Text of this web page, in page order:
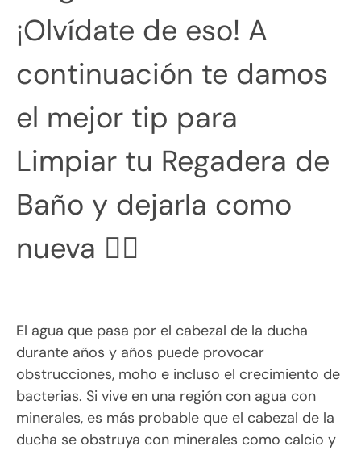
¡Olvídate de eso! A
continuación te damos
el mejor tip para
Limpiar tu Regadera de
Baño y dejarla como
nueva 👇🏻
El agua que pasa por el cabezal de la ducha
durante años y años puede provocar
obstrucciones, moho e incluso el crecimiento de
bacterias. Si vive en una región con agua con
minerales, es más probable que el cabezal de la
ducha se obstruya con minerales como calcio y